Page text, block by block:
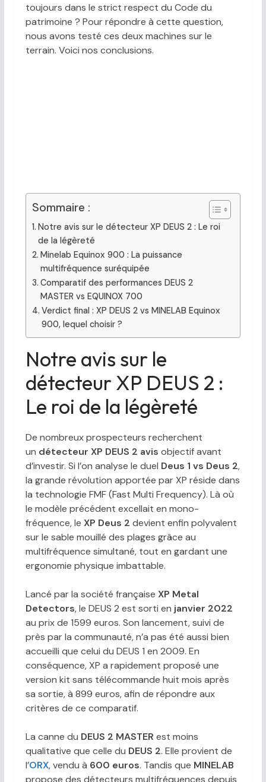
toujours dans le strict respect du Code du
patrimoine ? Pour répondre à cette question,
nous avons testé ces deux machines sur le
terrain. Voici nos conclusions.
Sommaire :
Notre avis sur le détecteur XP DEUS 2 : Le roi
de la légèreté
Minelab Equinox 900 : La puissance
multifréquence suréquipée
Comparatif des performances DEUS 2
MASTER vs EQUINOX 700
Verdict final : XP DEUS 2 vs MINELAB Equinox
900, lequel choisir ?
Notre avis sur le
détecteur XP DEUS 2 :
Le roi de la légèreté
De nombreux prospecteurs recherchent
un détecteur XP DEUS 2 avis objectif avant
d’investir. Si l’on analyse le duel Deus 1 vs Deus 2,
la grande révolution apportée par XP réside dans
la technologie FMF (Fast Multi Frequency). Là où
le modèle précédent excellait en mono-
fréquence, le XP Deus 2 devient enfin polyvalent
sur le sable mouillé des plages grâce au
multifréquence simultané, tout en gardant une
ergonomie physique imbattable.
Lancé par la société française XP Metal
Detectors, le DEUS 2 est sorti en janvier 2022
au prix de 1599 euros. Son lancement, suivi de
près par la communauté, n’a pas été aussi bien
accueilli que celui du DEUS 1 en 2009. En
conséquence, XP a rapidement proposé une
version kit sans télécommande huit mois après
sa sortie, à 899 euros, afin de répondre aux
critères de ce comparatif.
La canne du DEUS 2 MASTER est moins
qualitative que celle du DEUS 2. Elle provient de
l’ORX, vendu à 600 euros. Tandis que MINELAB
propose des détecteurs multifréquences depuis